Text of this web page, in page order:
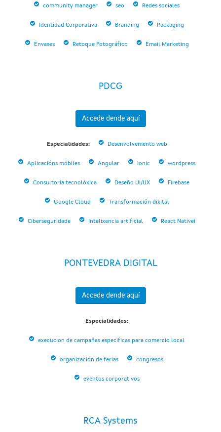
community manager seo Redes sociales
Identidad Corporativa Branding Packaging
Envases Retoque Fotográfico Email Marketing
PDCG
Accede dende aquí
Especialidades: Desenvolvemento web
Aplicacións móbiles Angular Ionic wordpress
Consultoría tecnolóxica Deseño UI/UX Firebase
Google Cloud Transformación dixital
Ciberseguridade Intelixencia artificial React Nativei
PONTEVEDRA DIGITAL
Accede dende aquí
Especialidades:
execucion de campañas especificas para comercio local
organización de ferias congresos
eventos corporativos
RCA Systems